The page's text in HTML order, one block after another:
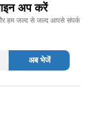
अप करें
हम जल्द से जल्द आपसे संपर्क
अब भेजें